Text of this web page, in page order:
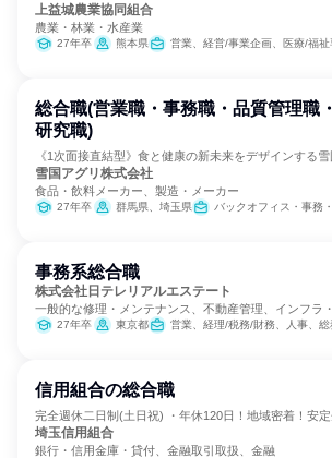
上益城農業協同組合
農業・林業・水産業
27年卒 熊本県 営業、経営/事業企画、医療/福祉専門職、バックオフィス・事務・受付、SCM/生産管理/購
総合職(営業職・事務職・品質管理職
研究職)
《1次面接直結型》食と健康の新未来をデザインする雪
雪国アグリ株式会社
食品・飲料メーカー、製造・メーカー
27年卒 群馬県、埼玉県 バックオフィス・事務・受付、
事務系総合職
株式会社日テレリアルエステート
一般的な修理・メンテナンス、不動産管理、インフラ
27年卒 東京都 営業、経理/税務/財務、人事、総務、
信用組合の総合職
完全週休二日制(土日祝) ・年休120日！地域密着！安
埼玉信用組合
銀行・信用金庫・貸付、金融取引取扱、金融